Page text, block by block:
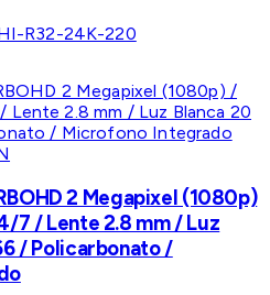
R32-24K-220
2 Megapixel (1080p)
7 / Lente 2.8 mm / Luz
/ Policarbonato /